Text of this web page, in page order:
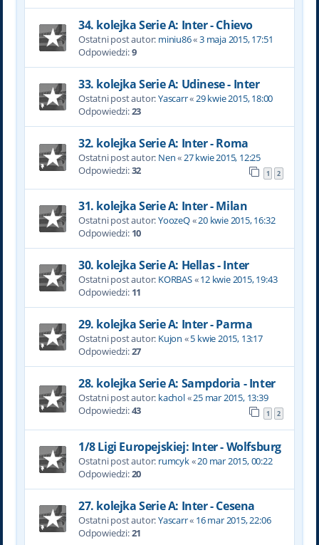
34. kolejka Serie A: Inter - Chievo
Ostatni post autor: miniu86«3 maja 2015, 17:51
Odpowiedzi:9
33. kolejka Serie A: Udinese - Inter
Ostatni post autor:Yascarr«29 kwie 2015, 18:00
Odpowiedzi:23
32. kolejka Serie A: Inter - Roma
Ostatni post autor: Nen«27 kwie 2015, 12:25
Odpowiedzi:32 1 2
31. kolejka Serie A: Inter - Milan
Ostatni post autor:YoozeQ«20 kwie 2015, 16:32
Odpowiedzi: 10
30. kolejka Serie A: Hellas - Inter
Ostatni post autor: KORBAS«12 kwie 2015, 19:43
Odpowiedzi: 11
29. kolejka Serie A: Inter - Parma
Ostatni post autor: Kujon «5 kwie 2015, 13:17
Odpowiedzi:27
28. kolejka Serie A: Sampdoria - Inter
Ostatni post autor: kachol«25 mar 2015, 13:39
Odpowiedzi:43 1 2
1/8 Ligi Europejskiej: Inter - Wolfsburg
Ostatni post autor: rumcyk«20 mar 2015, 00:22
Odpowiedzi:20
27. kolejka Serie A: Inter - Cesena
Ostatni post autor:Yascarr« 16 mar 2015, 22:06
Odpowiedzi:21